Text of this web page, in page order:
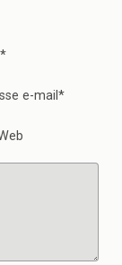
e-mail*